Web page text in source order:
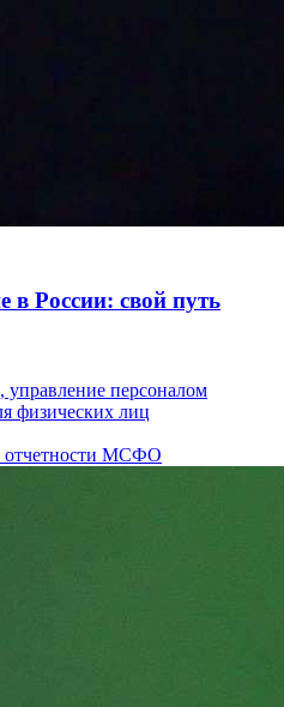
в России: свой путь
управление персоналом
физических лиц
отчетности МСФО